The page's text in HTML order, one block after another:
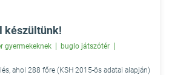
készültünk!
gyermekeknek
buglo játszótér
ahol 288 főre (KSH 2015-ös adatai alapján)